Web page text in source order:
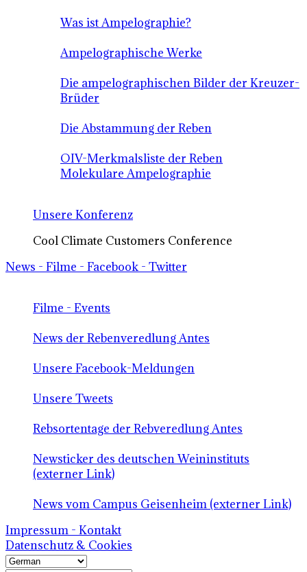
Was ist Ampelographie?
Ampelographische Werke
Die ampelographischen Bilder der Kreuzer-
Brüder
Die Abstammung der Reben
OIV-Merkmalsliste der Reben
Molekulare Ampelographie
Unsere Konferenz
Cool Climate Customers Conference
News - Filme - Facebook - Twitter
Filme - Events
News der Rebenveredlung Antes
Unsere Facebook-Meldungen
Unsere Tweets
Rebsortentage der Rebveredlung Antes
Newsticker des deutschen Weininstituts
(externer Link)
News vom Campus Geisenheim (externer Link)
Impressum - Kontakt
Datenschutz & Cookies